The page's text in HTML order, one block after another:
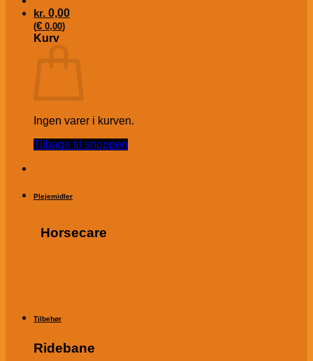
kr. 0,00
(€ 0,00)
Kurv
Ingen varer i kurven.
Tilbage til shoppen
Plejemidler
Horsecare
Tilbehør
Ridebane